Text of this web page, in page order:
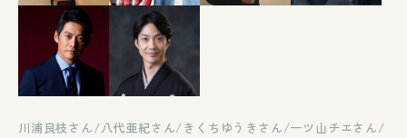
川浦良枝さん/八代亜紀さん/きくちゆうきさん/一ツ山チエさん/